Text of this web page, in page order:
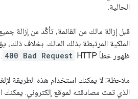
الحالية.
قبل إزالة مالك من القائمة، تأكَّد من إزالة
الملكية المرتبطة بذلك المالك. بخلاف ذلك،
ظهور خطأ HTTP
400 Bad Request
.
ملاحظة: لا يمكنك استخدام هذه الطريقة
الذي تمت مصادقته لموقع إلكتروني. يمكنك